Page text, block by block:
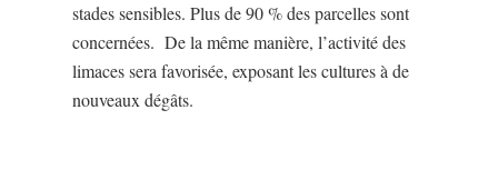
stades sensibles. Plus de 90 % des parcelles sont
concernées. De la même manière, l’activité des
limaces sera favorisée, exposant les cultures à de
nouveaux dégâts.